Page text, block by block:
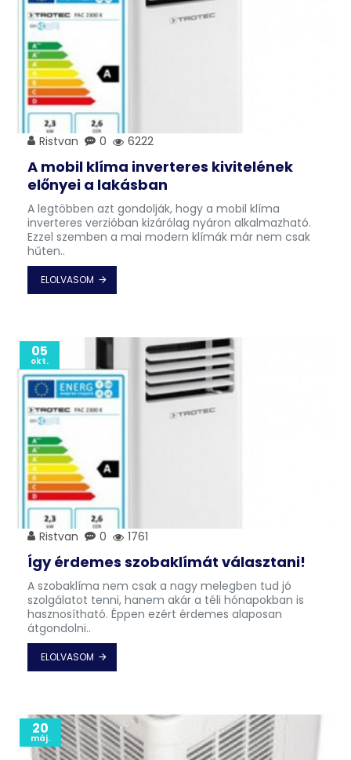
Ristvan 0 6222
A mobil klíma inverteres kivitelének
előnyei a lakásban
A legtöbben azt gondolják, hogy a mobil klíma
inverteres verzióban kizárólag nyáron alkalmazható.
Ezzel szemben a mai modern klímák már nem csak
hűten..
ELOLVASOM
05
okt.
Ristvan 0 1761
Így érdemes szobaklímát választani!
A szobaklíma nem csak a nagy melegben tud jó
szolgálatot tenni, hanem akár a téli hónapokban is
hasznosítható. Éppen ezért érdemes alaposan
átgondolni..
ELOLVASOM
20
máj.